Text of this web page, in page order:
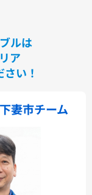
ルは
ア
い！
妻市チーム